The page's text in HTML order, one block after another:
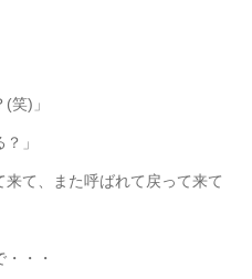
笑)」
」
て、また呼ばれて戻って来て
・・